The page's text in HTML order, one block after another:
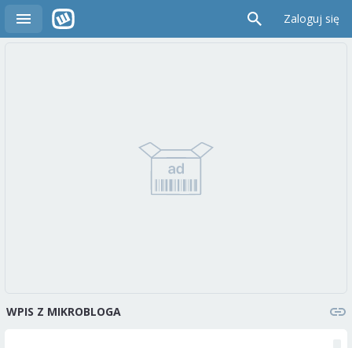
Zaloguj się
WPIS Z MIKROBLOGA